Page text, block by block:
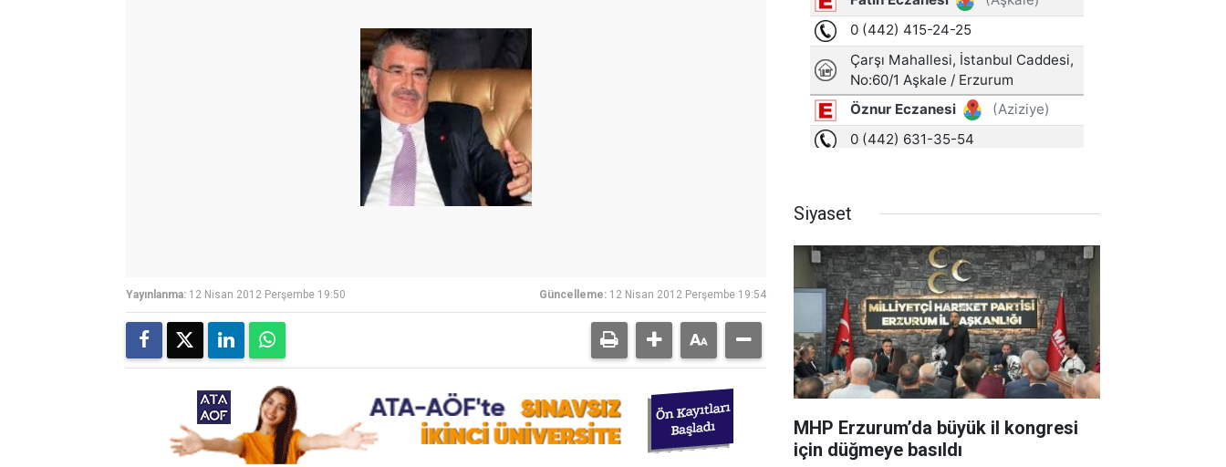
Yayınlanma: 12 Nisan 2012 Perşembe 19:50 Güncelleme: 12 Nisan 2012 Perşembe 19:54
Siyaset
MHP Erzurum’da büyük il kongresi
için düğmeye basıldı